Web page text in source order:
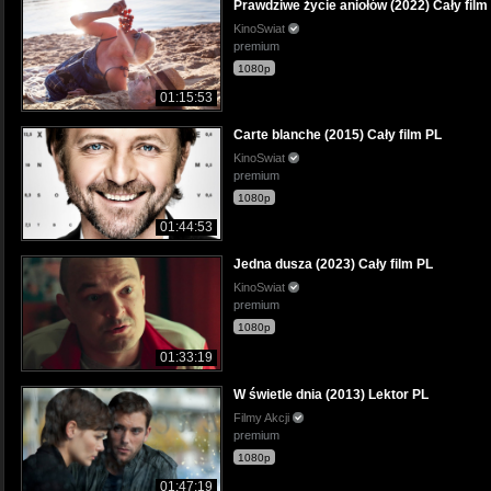
01:15:53
Prawdziwe życie aniołów (2022) Cały film
KinoSwiat
premium
1080p
01:44:53
Carte blanche (2015) Cały film PL
KinoSwiat
premium
1080p
01:33:19
Jedna dusza (2023) Cały film PL
KinoSwiat
premium
1080p
01:47:19
W świetle dnia (2013) Lektor PL
Filmy Akcji
premium
1080p